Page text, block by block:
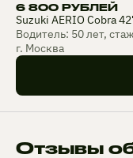
6 800 РУБЛЕЙ
Suzuki AERIO Cobra
Водитель: 50 лет,
г. Москва
Отзывы